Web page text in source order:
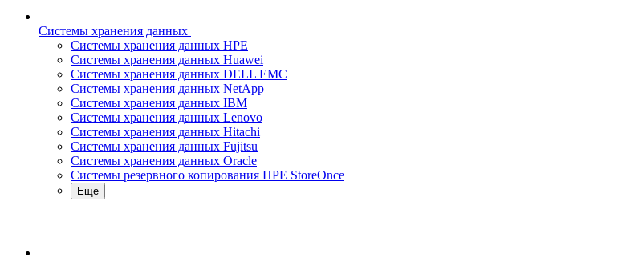
Системы хранения данных
Системы хранения данных HPE
Системы хранения данных Huawei
Системы хранения данных DELL EMC
Cистемы хранения данных NetApp
Системы хранения данных IBM
Системы хранения данных Lenovo
Системы хранения данных Hitachi
Системы хранения данных Fujitsu
Системы хранения данных Oracle
Системы резервного копирования HPE StoreOnce
Еще